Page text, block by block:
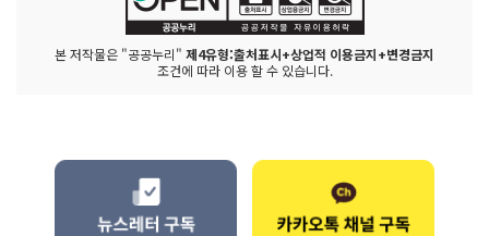
본 저작물은 "공공누리" 제4유형:출처표시+상업적 이용금지+변경금지
조건에 따라 이용 할 수 있습니다.